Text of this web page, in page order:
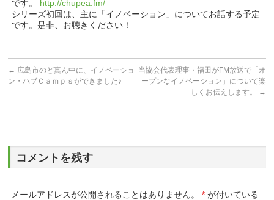
です。 http://chupea.fm/
シリーズ初回は、主に「イノベーション」についてお話する予定
です。是非、お聴きください！
← 広島市のど真ん中に、イノベーショ
ン・ハブＣａｍｐｓができました♪
当協会代表理事・福田がFM放送で「オ
ープンなイノベーション」について楽
しくお伝えします。
→
コメントを残す
メールアドレスが公開されることはありません。 * が付いている